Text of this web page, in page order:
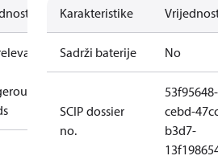
Karakteristike
Sadrži baterije No
SCIP dossier
no.
53f95648-
cebd-
b3d7-